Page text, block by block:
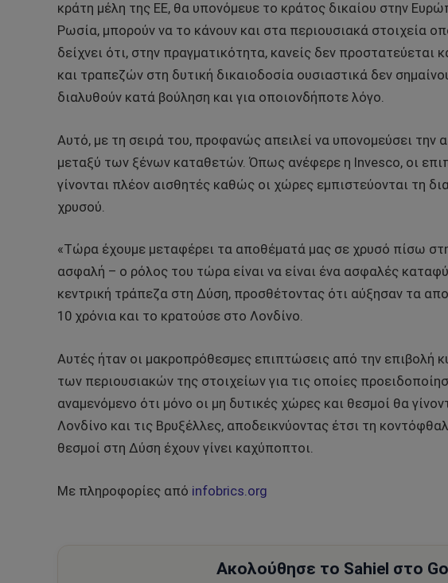
κράτη μέλη της ΕΕ, θα υπονόμευε το κράτος δικαίου στην
Ρωσία, μπορούν να το κάνουν και στα περιουσιακά στοιχεία
δείχνει ότι, στην πραγματικότητα, κανείς δεν προστατεύεται
και τραπεζών στη δυτική δικαιοδοσία ουσιαστικά δεν
διαλυθούν κατά βούληση και για οποιονδήποτε λόγο.
Αυτό, με τη σειρά του, προφανώς απειλεί να υπονομεύσει την
μεταξύ των ξένων καταθετών. Όπως ανέφερε η Invesco, οι
γίνονται πλέον αισθητές καθώς οι χώρες εμπιστεύονται τη
χρυσού.
«Τώρα έχουμε μεταφέρει τα αποθέματά μας σε χρυσό πίσω
ασφαλή – ο ρόλος του τώρα είναι να είναι ένα ασφαλές
κεντρική τράπεζα στη Δύση, προσθέτοντας ότι αύξησαν τα
10 χρόνια και το κρατούσε στο Λονδίνο.
Αυτές ήταν οι μακροπρόθεσμες επιπτώσεις από την
των περιουσιακών της στοιχείων για τις οποίες
αναμενόμενο ότι μόνο οι μη δυτικές χώρες και θεσμοί θα
Λονδίνο και τις Βρυξέλλες, αποδεικνύοντας έτσι τη
θεσμοί στη Δύση έχουν γίνει καχύποπτοι.
Με πληροφορίες από infobrics.org
Ακολούθησε το Sahiel στο